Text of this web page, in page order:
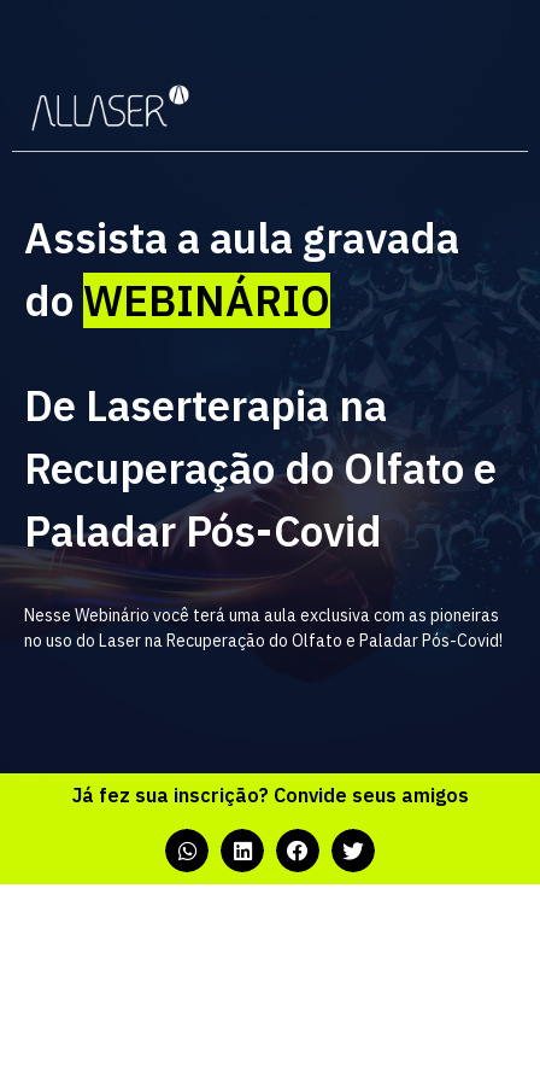
Assista a aula gravada
do WEBINÁRIO
De Laserterapia na
Recuperação do Olfato e
Paladar Pós-Covid
Nesse Webinário você terá uma aula exclusiva com as pioneiras
no uso do Laser na Recuperação do Olfato e Paladar Pós-Covid!
Já fez sua inscrição? Convide seus amigos